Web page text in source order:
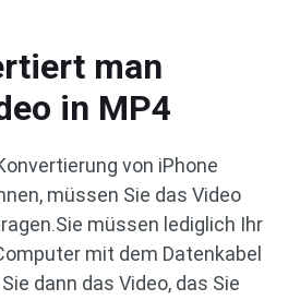
man
in MP4
von iPhone
müssen Sie das Video
müssen lediglich Ihr
mit dem Datenkabel
dann das Video, das Sie